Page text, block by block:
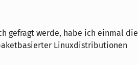
gefragt werde, habe ich einmal die
Linuxdistributionen